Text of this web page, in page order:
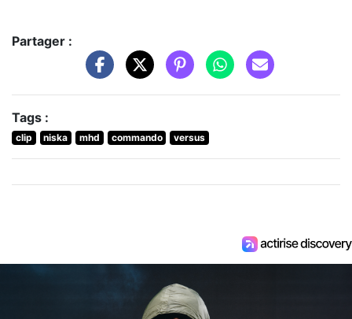
Partager :
Tags :
clip niska mhd commando versus